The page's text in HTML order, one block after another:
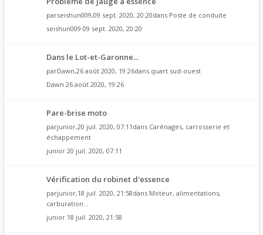
parseishun009,09 sept. 2020, 20:20dans Poste de conduite
seishun009 09 sept. 2020, 20:20
Dans le Lot-et-Garonne...
parDawn,26 août 2020, 19:26dans quart sud-ouest
Dawn 26 août 2020, 19:26
Pare-brise moto
parjunior,20 juil. 2020, 07:11dans Carénages, carrosserie et
échappement
junior 20 juil. 2020, 07:11
Vérification du robinet d'essence
parjunior,18 juil. 2020, 21:58dans Moteur, alimentations,
carburation...
junior 18 juil. 2020, 21:58